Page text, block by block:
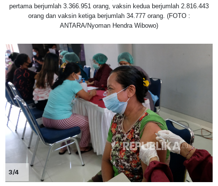
pertama berjumlah 3.366.951 orang, vaksin kedua berjumlah 2.816.443
orang dan vaksin ketiga berjumlah 34.777 orang. (FOTO :
ANTARA/Nyoman Hendra Wibowo)
3/4